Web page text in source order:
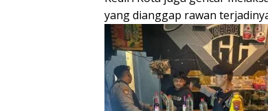
yang dianggap rawan